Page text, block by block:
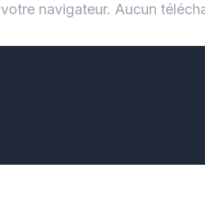
navigateur. Aucun